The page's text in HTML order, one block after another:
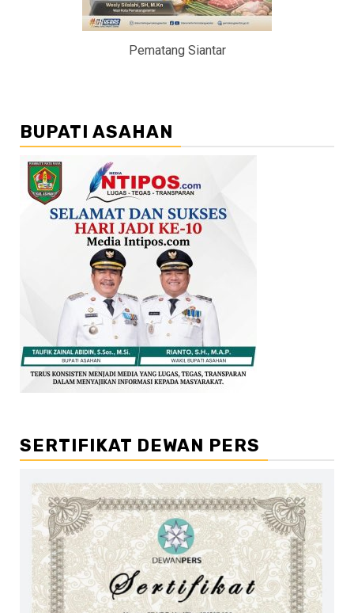
Pematang Siantar
BUPATI ASAHAN
SERTIFIKAT DEWAN PERS